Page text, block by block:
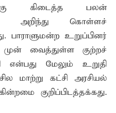
எதிர்காலம் உள்ளது
கூட்டம் : மக்களின் நீண்டகால
கிடைத்த பலன்
அறிந்து கொள்ளச்
பாராளுமன்ற உறுப்பினர்
வைத்துள்ள குற்றச்
என்பது மேலும் உறுதி
மாற்று கட்சி அரசியல்
குறிப்பிடத்தக்கது.